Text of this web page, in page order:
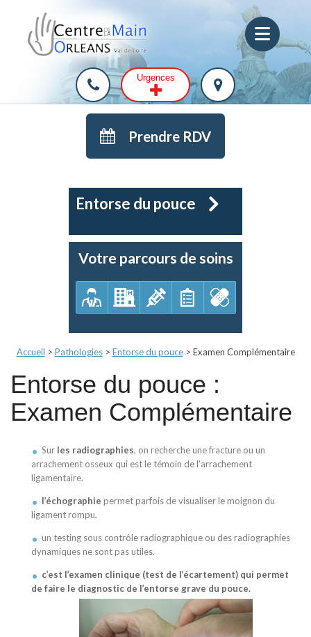
Urgences
Prendre RDV
Entorse du pouce
Votre parcours de soins
Accueil > Pathologies> Entorse du pouce> Examen Complémentaire
Entorse du pouce :
Examen Complémentaire
Sur les radiographies, on recherche une fracture ou un
arrachement osseux qui est le témoin de l’arrachement
ligamentaire.
l’échographie permet parfois de visualiser le moignon du
ligament rompu.
un testing sous contrôle radiographique ou des radiographies
dynamiques ne sont pas utiles.
c’est l’examen clinique (test de l’écartement) qui permet
de faire le diagnostic de l’entorse grave du pouce.